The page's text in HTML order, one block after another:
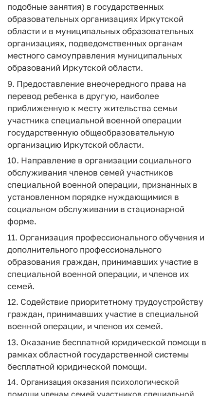
подобные занятия) в государственных
образовательных организациях Иркутской
области и в муниципальных образовательных
организациях, подведомственных органам
местного самоуправления муниципальных
образований Иркутской области.
9. Предоставление внеочередного права на
перевод ребенка в другую, наиболее
приближенную к месту жительства семьи
участника специальной военной операции
государственную общеобразовательную
организацию Иркутской области.
10. Направление в организации социального
обслуживания членов семей участников
специальной военной операции, признанных в
установленном порядке нуждающимися в
социальном обслуживании в стационарной
форме.
11. Организация профессионального обучения и
дополнительного профессионального
образования граждан, принимавших участие в
специальной военной операции, и членов их
семей.
12. Содействие приоритетному трудоустройству
граждан, принимавших участие в специальной
военной операции, и членов их семей.
13. Оказание бесплатной юридической помощи в
рамках областной государственной системы
бесплатной юридической помощи.
14. Организация оказания психологической
помощи членам семей участников специальной